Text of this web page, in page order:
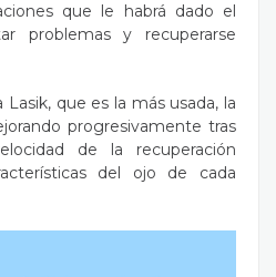
que le habrá dado el
problemas y recuperarse
que es la más usada, la
progresivamente tras
de la recuperación
del ojo de cada